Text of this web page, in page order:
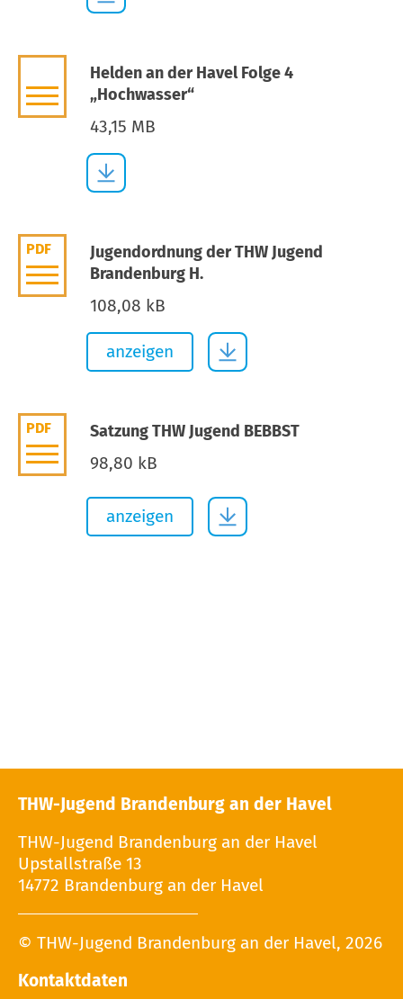
Helden an der Havel Folge 4
„Hochwasser“
43,15 MB
PDF
Jugendordnung der THW Jugend
Brandenburg H.
108,08 kB
anzeigen
PDF Satzung THW Jugend BEBBST
98,80 kB
anzeigen
THW-Jugend Brandenburg an der Havel
THW-Jugend Brandenburg an der Havel
Upstallstraße 13
14772 Brandenburg an der Havel
© THW-Jugend Brandenburg an der Havel, 2026
Kontaktdaten